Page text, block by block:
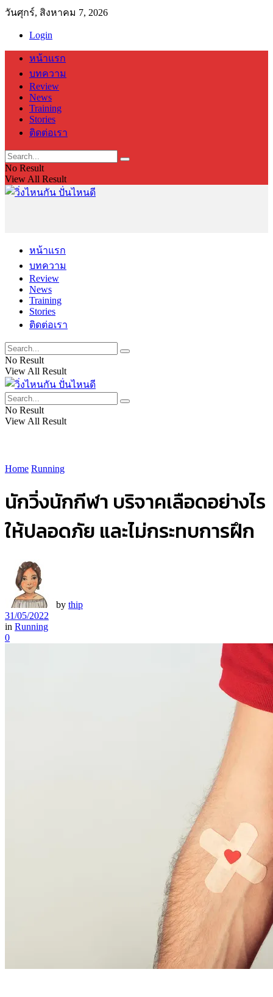
วันศุกร์, สิงหาคม 7, 2026
Login
หน้าแรก
บทความ
Review
News
Training
Stories
ติดต่อเรา
No Result
View All Result
หน้าแรก
บทความ
Review
News
Training
Stories
ติดต่อเรา
No Result
View All Result
No Result
View All Result
Home Running
นักวิ่งนักกีฬา บริจาคเลือดอย่างไร
ให้ปลอดภัย และไม่กระทบการฝึก
by thip
31/05/2022
in Running
0